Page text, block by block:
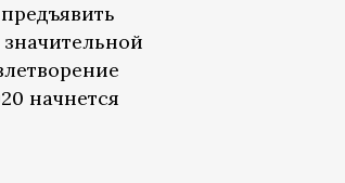
начнется